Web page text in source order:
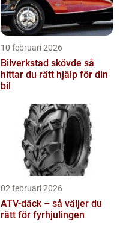
10 februari 2026
Bilverkstad skövde så
hittar du rätt hjälp för din
bil
02 februari 2026
ATV-däck – så väljer du
rätt för fyrhjulingen